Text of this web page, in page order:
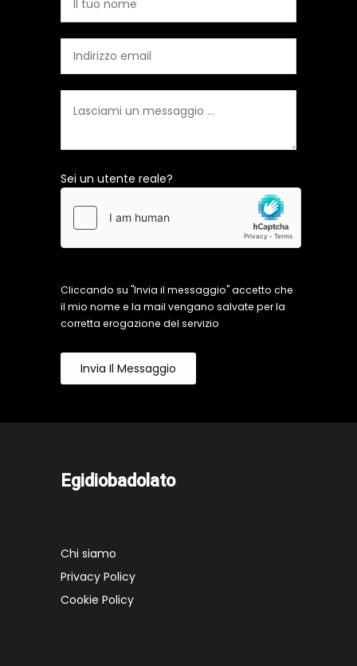
Sei un utente reale?
Cliccando su "Invia il messaggio" accetto che
il mio nome e la mail vengano salvate per la
corretta erogazione del servizio
Invia Il Messaggio
Egidiobadolato
Chi siamo
Privacy Policy
Cookie Policy